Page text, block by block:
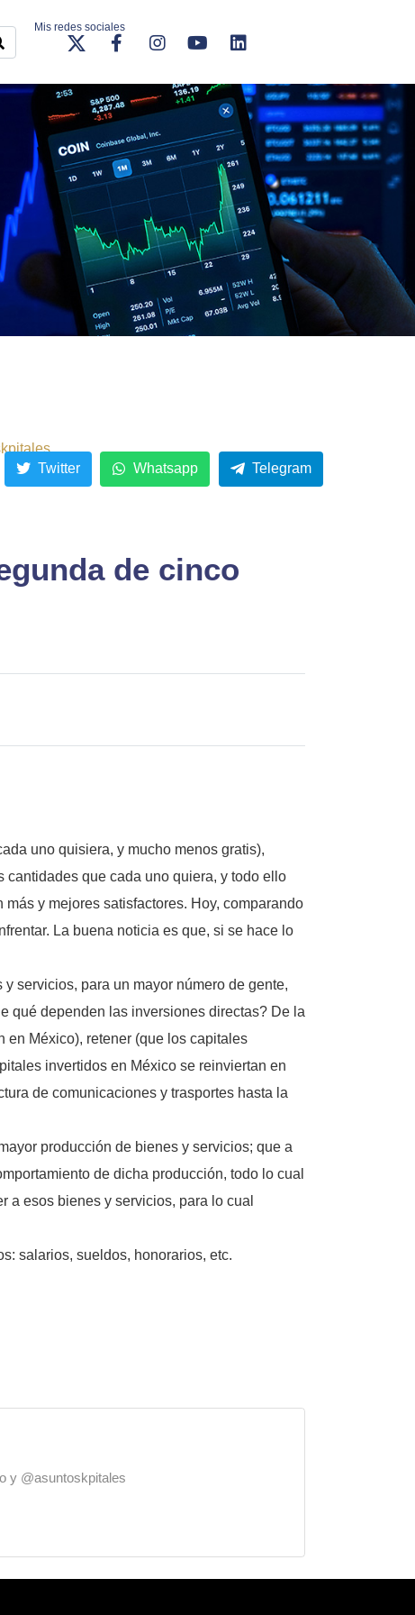
Mis redes sociales
de cinco
uno quisiera, y mucho menos gratis),
que cada uno quiera, y todo ello
y mejores satisfactores. Hoy, comparando
La buena noticia es que, si se hace lo
servicios, para un mayor número de gente,
qué dependen las inversiones directas? De la
México), retener (que los capitales
invertidos en México se reinviertan en
de comunicaciones y trasportes hasta la
producción de bienes y servicios; que a
de dicha producción, todo lo cual
a esos bienes y servicios, para lo cual
salarios, sueldos, honorarios, etc.
Twitter Whatsapp Telegram
y @asuntoskpitales